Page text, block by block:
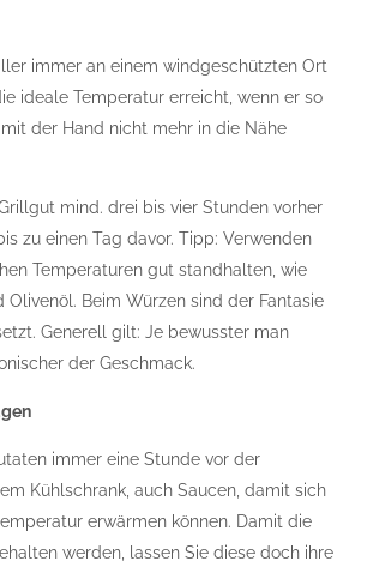
immer an einem windgeschützten Ort
ideale Temperatur erreicht, wenn er so
der Hand nicht mehr in die Nähe
mind. drei bis vier Stunden vorher
zu einen Tag davor. Tipp: Verwenden
Temperaturen gut standhalten, wie
Olivenöl. Beim Würzen sind der Fantasie
Generell gilt: Je bewusster man
der Geschmack.
immer eine Stunde vor der
Kühlschrank, auch Saucen, damit sich
erwärmen können. Damit die
werden, lassen Sie diese doch ihre